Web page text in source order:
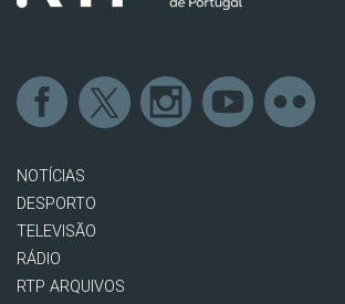
NOTÍCIAS
DESPORTO
TELEVISÃO
RÁDIO
RTP ARQUIVOS